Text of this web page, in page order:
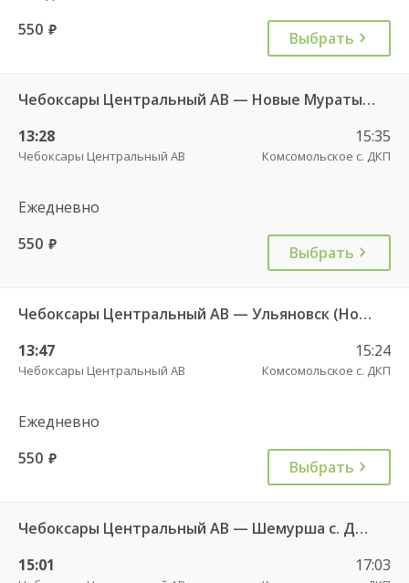
550 руб. Выбрать
Чебоксары Центральный АВ — Новые Мураты д. ч/з Комсомольское с. ДКП 626
13:28
Чебоксары Центральный АВ
15:35
Комсомольское с. ДКП
Ежедневно
550 руб. Выбрать
Чебоксары Центральный АВ — Ульяновск (Новый город) 1893
13:47
Чебоксары Центральный АВ
15:24
Комсомольское с. ДКП
Ежедневно
550 руб. Выбрать
Чебоксары Центральный АВ — Шемурша с. ДКП 546
15:01
17:03